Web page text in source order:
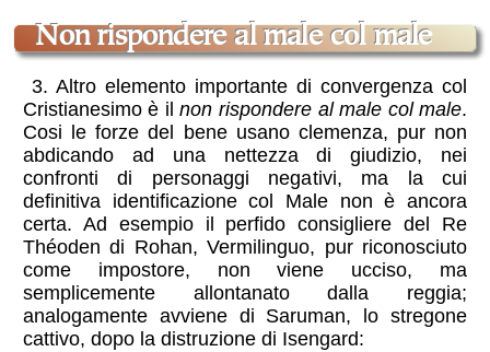
non rispondere al male col male
3. Altro elemento importante di convergenza col
Cristianesimo è ilnon rispondere al male col male.
Cosi le forze del bene usano clemenza, pur non
abdicando ad una nettezza di giudizio, nei
confronti di personaggi negativi, ma la cui
definitiva identificazione col Male non è ancora
certa. Ad esempio il perfido consigliere del Re
Théoden di Rohan, Vermilinguo, pur riconosciuto
come impostore, non viene ucciso, ma
semplicemente allontanato dalla reggia;
analogamente avviene di Saruman, lo stregone
cattivo, dopo la distruzione di Isengard: